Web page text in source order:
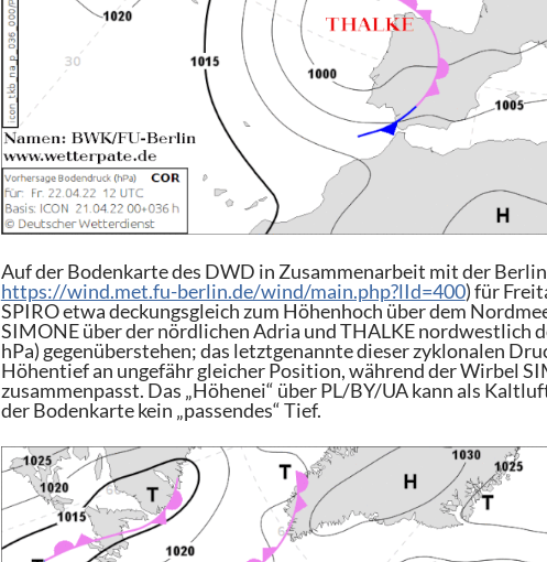
Auf der Bodenkarte des DWD in Zusammenarbeit mit der
https://wind.met.fu-berlin.de/wind/main.php?lId=400) für
SPIRO etwa deckungsgleich zum Höhenhoch über dem
SIMONE über der nördlichen Adria und THALKE nordwestlich
hPa) gegenüberstehen; das letztgenannte dieser zyklonalen
Höhentief an ungefähr gleicher Position, während der Wirbel
zusammenpasst. Das „Höhenei“ über PL/BY/UA kann als
der Bodenkarte kein „passendes“ Tief.